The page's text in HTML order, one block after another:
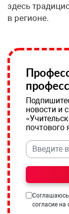
здесь
в регионе.
новости и
почтового
согласие